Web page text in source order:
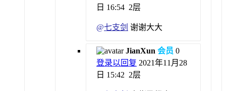
日 16:54 2层
@七支剑 谢谢大大
JianXun 会员 0
登录以回复 2021年11月28
日 15:42 2层